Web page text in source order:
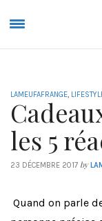
LAMEUFAFRANGE,
les 5
23 DÉCEMBRE 2017 by
Quand on parle